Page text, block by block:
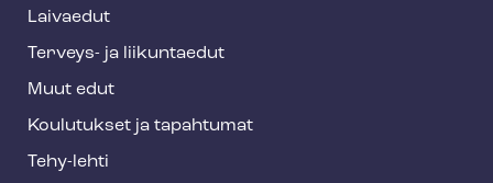
Laivaedut
Terveys- ja liikuntaedut
Muut edut
Koulutukset ja tapahtumat
Tehy-lehti